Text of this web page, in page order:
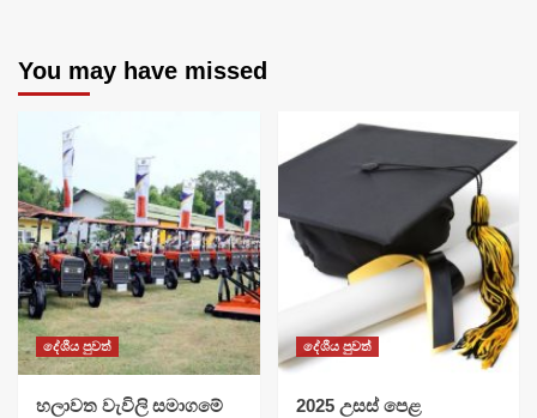
You may have missed
දේශීය පුවත්
හලාවත වැවිලි සමාගමේ
දේශීය පුවත්
​2025 උසස් පෙළ